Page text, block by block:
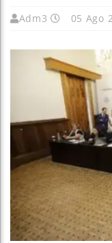
Adm3 05 Ago